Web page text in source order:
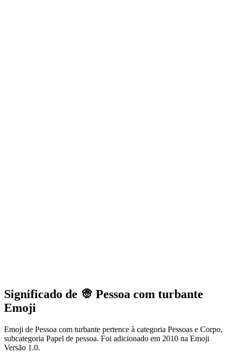
Significado de 👳 Pessoa com turbante
Emoji
Emoji de Pessoa com turbante pertence à categoria Pessoas e Corpo,
subcategoria Papel de pessoa. Foi adicionado em 2010 na Emoji
Versão 1.0.